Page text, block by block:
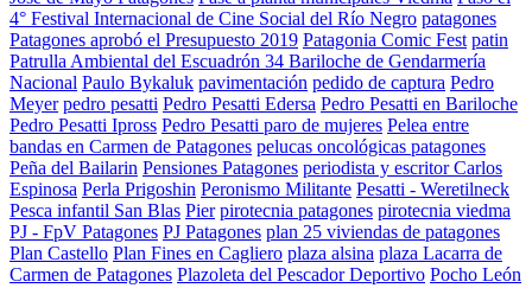
4° Festival Internacional de Cine Social del Río Negro patagones
Patagones aprobó el Presupuesto 2019 Patagonia Comic Fest patin
Patrulla Ambiental del Escuadrón 34 Bariloche de Gendarmería
Nacional Paulo Bykaluk pavimentación pedido de captura Pedro
Meyer pedro pesatti Pedro Pesatti Edersa Pedro Pesatti en Bariloche
Pedro Pesatti Ipross Pedro Pesatti paro de mujeres Pelea entre
bandas en Carmen de Patagones pelucas oncológicas patagones
Peña del Bailarin Pensiones Patagones periodista y escritor Carlos
Espinosa Perla Prigoshin Peronismo Militante Pesatti - Weretilneck
Pesca infantil San Blas Pier pirotecnia patagones pirotecnia viedma
PJ - FpV Patagones PJ Patagones plan 25 viviendas de patagones
Plan Castello Plan Fines en Cagliero plaza alsina plaza Lacarra de
Carmen de Patagones Plazoleta del Pescador Deportivo Pocho León